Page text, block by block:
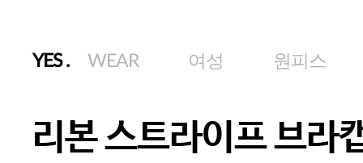
YES. WEAR 여성 원피스
리본 스트라이프 브라